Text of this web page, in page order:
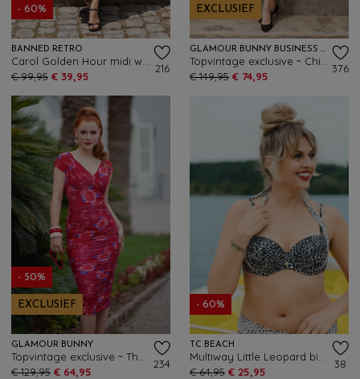
- 60%
BANNED RETRO
€ 99,95 € 39,95
216
EXCLUSIEF
GLAMOUR BUNNY BUSINESS BABE
€ 149,95 € 74,95
376
- 50%
EXCLUSIEF
GLAMOUR BUNNY
€ 129,95 € 64,95
234
- 60%
TC BEACH
€ 64,95 € 25,95
38